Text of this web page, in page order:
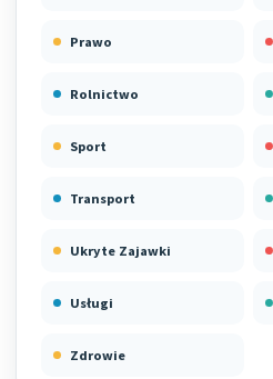
Prawo
Rolnictwo
Sport
Transport
Ukryte Zajawki
Usługi
Zdrowie